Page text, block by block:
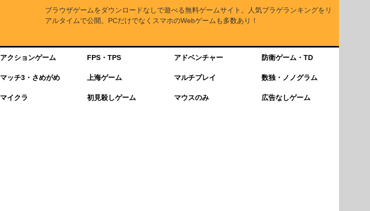
ブラウザゲームをダウンロードなしで遊べる無料ゲームサイト。人気ブラゲランキングをリ
アルタイムで公開。PCだけでなくスマホのWebゲームも多数あり！
アクションゲーム FPS・TPS アドベンチャー 防衛ゲーム・TD
マッチ3・さめがめ 上海ゲーム マルチプレイ 数独・ノノグラム
マイクラ 初見殺しゲーム マウスのみ 広告なしゲーム